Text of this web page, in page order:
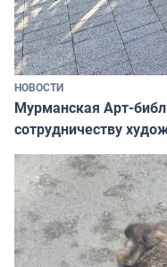
НОВОСТИ
Мурманская Арт-
сотрудничеству